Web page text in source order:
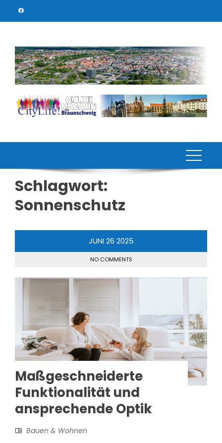
Schlagwort:
Sonnenschutz
JUNI 26 2025
NO COMMENTS
Maßgeschneiderte
Funktionalität und
ansprechende Optik
Bauen & Wohnen